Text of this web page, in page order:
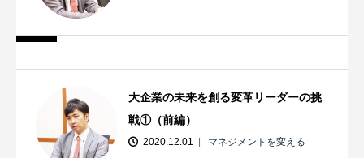
大企業の未来を創る変革リーダーの挑
戦①（前編）
2020.12.01 マネジメントを変える